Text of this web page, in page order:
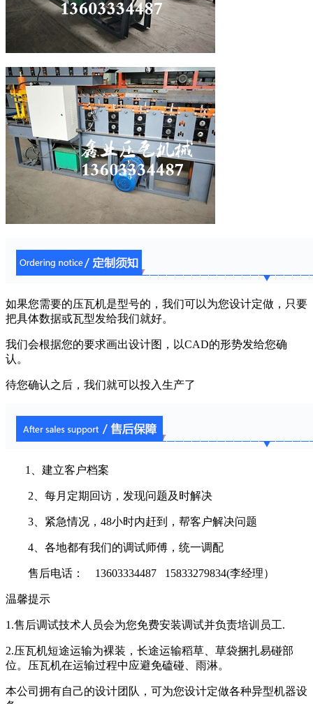
如果您需要的压瓦机是型号的，我们可以为您设计定做，只要
把具体数据或瓦型发给我们就好。
我们会根据您的要求画出设计图，以CAD的形势发给您确
认。
待您确认之后，我们就可以投入生产了
1、建立客户档案
2、每月定期回访，发现问题及时解决
3、紧急情况，48小时内赶到，帮客户解决问题
4、各地都有我们的调试师傅，统一调配
售后电话： 13603334487 15833279834(李经理）
温馨提示
1.售后调试技术人员会为您免费安装调试并负责培训员工.
2.压瓦机短途运输为裸装，长途运输稻草、草袋捆扎易碰部
位。压瓦机在运输过程中应避免磕碰、雨淋。
本公司拥有自己的设计团队，可为您设计定做各种异型机器设